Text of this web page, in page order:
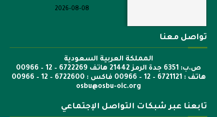
2026-08-08
تواصل معنا
المملكة العربية السعودية
ص.ب: 6351 جدة الرمز 21442 هاتف 6722269 – 12 – 00966
هاتف : 6721121 – 12 – 00966 فاكس : 6722600 – 12 – 00966
osbu@osbu-oic.org
تابعنا عبر شبكات التواصل الإجتماعي